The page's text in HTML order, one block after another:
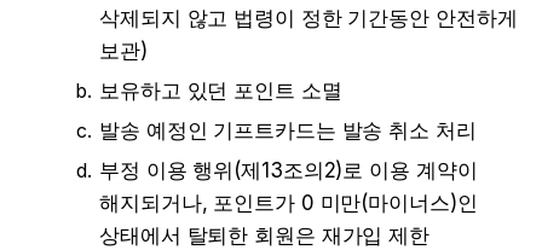
삭제되지 않고 법령이 정한 기간동안 안전하게
보관)
보유하고 있던 포인트 소멸
발송 예정인 기프트카드는 발송 취소 처리
부정 이용 행위(제13조의2)로 이용 계약이
해지되거나, 포인트가 0 미만(마이너스)인
상태에서 탈퇴한 회원은 재가입 제한